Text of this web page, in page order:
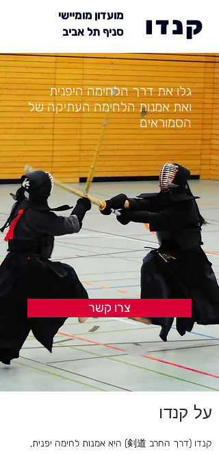
מועדון מומיישי
סניף תל אביב
קנדו
גלו את דרך הלחימה היפנית
ואת אמנות הלחימה העתיקה של
הסמוראים
צרו קשר
על קנדו
קנדו (דרך החרב 剣道) היא אמנות לחימה יפנית,